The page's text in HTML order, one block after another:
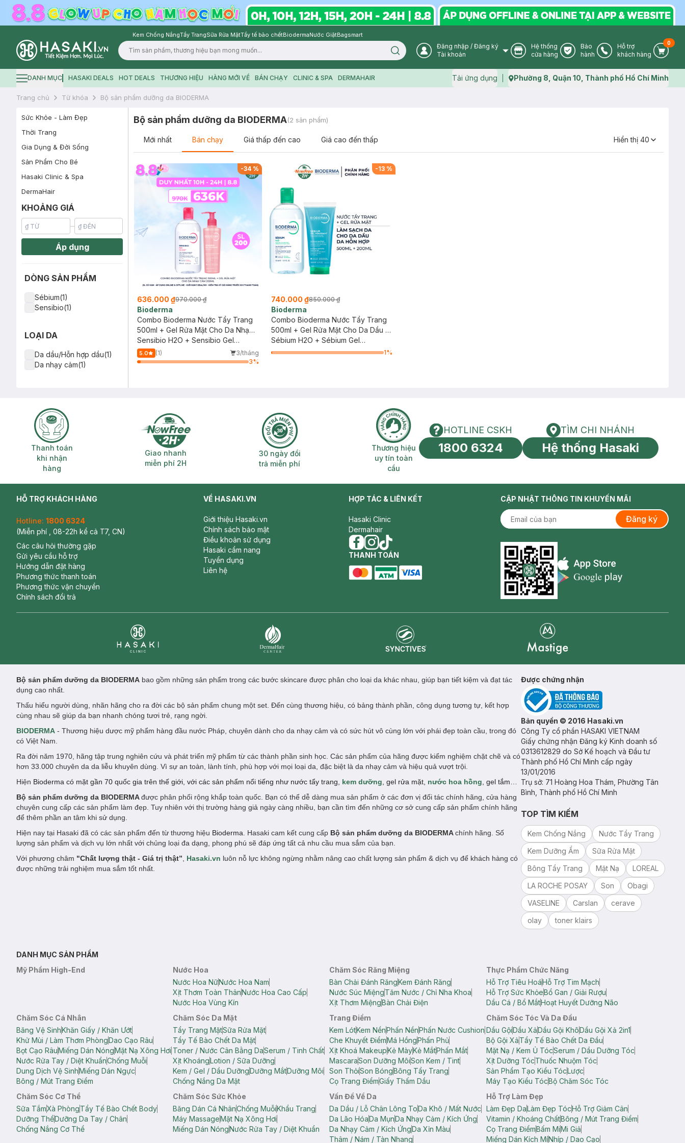
Kem Chống NắngTẩy TrangSữa Rửa MặtTẩy tế bào chếtBiodermaNước GiặtBagsmart
Logo
Search icon User Icon
Đăng nhập / Đăng ký
Tài khoản
Store Icon
Hệ thống
cửa hàng
Warranty Icon
Bảo
hành
Phone Icon
Hỗ trợ
khách hàng
Cart
0
Hamburger icon
DANH MỤC HASAKI DEALS HOT DEALS THƯƠNG HIỆU HÀNG MỚI VỀ BÁN CHẠY CLINIC & SPA DERMAHAIR Tải ứng dụng Map icon
Phường 8, Quận 10, Thành phố Hồ Chí Minh
Trang chủ Từ khóa Bộ sản phẩm dưỡng da BIODERMA
Sức Khỏe - Làm Đẹp
Thời Trang
Gia Dụng & Đời Sống
Sản Phẩm Cho Bé
Hasaki Clinic & Spa
DermaHair
KHOẢNG GIÁ
Áp dụng
DÒNG SẢN PHẨM
Sébium(1)
Sensibio(1)
LOẠI DA
Da dầu/Hỗn hợp dầu(1)
Da nhạy cảm(1)
Bộ sản phẩm dưỡng da BIODERMA(2 sản phẩm)
Mới nhất Bán chạy Giá thấp đến cao Giá cao đến thấp Hiển thị 40
-34%
636.000 ₫970.000 ₫
Bioderma
Combo Bioderma Nước Tẩy Trang
500ml + Gel Rửa Mặt Cho Da Nhạy
Cảm 200ml
Sensibio H2O + Sensibio Gel
Moussant
5.0 (1)
3/tháng
3%
-13 %
740.000 ₫850.000 ₫
Bioderma
Combo Bioderma Nước Tẩy Trang
500ml + Gel Rửa Mặt Cho Da Dầu &
Hỗn Hợp 200ml
Sébium H2O + Sébium Gel
Moussant
1%
Thanh toán khi nhận hàng
Thanh toán
khi nhận
hàng
Giao nhanh miễn phí 2H
Giao nhanh
miễn phí 2H
30 ngày đổi trả miễn phí
30 ngày đổi
trả miễn phí
Thương hiệu uy tín toàn cầu
Thương hiệu
uy tín toàn
cầu
HOTLINE CSKH
HOTLINE CSKH
1800 6324
Tìm chi nhánh
TÌM CHI NHÁNH
Hệ thống Hasaki
HỖ TRỢ KHÁCH HÀNG
Hotline: 1800 6324
(Miễn phí , 08-22h kể cả T7, CN)
Các câu hỏi thường gặp
Gửi yêu cầu hỗ trợ
Hướng dẫn đặt hàng
Phương thức thanh toán
Phương thức vận chuyển
Chính sách đổi trả
VỀ HASAKI.VN
Giới thiệu Hasaki.vn
Chính sách bảo mật
Điều khoản sử dụng
Hasaki cẩm nang
Tuyển dụng
Liên hệ
HỢP TÁC & LIÊN KẾT
Hasaki Clinic
Dermahair
facebook
instagram
tiktok
THANH TOÁN
CẬP NHẬT THÔNG TIN KHUYẾN MÃI
Đăng ký
Appstore icon
Bộ sản phẩm dưỡng da BIODERMA bao gồm những sản phẩm trong các bước skincare được phân cho loại da khác nhau, giúp bạn tiết kiệm và đạt tác
dụng cao nhất.
Thấu hiểu người dùng, nhãn hãng cho ra đời các bộ sản phẩm chung một set. Đến cùng thương hiệu, có bảng thành phần, công dụng tương tự, kết hợp
cùng nhau sẽ giúp da bạn nhanh chóng tươi trẻ, rạng ngời.
BIODERMA - Thương hiệu dược mỹ phẩm hàng đầu nước Pháp, chuyên dành cho da nhạy cảm và có sức hút vô cùng lớn với phái đẹp toàn cầu, trong đó
có Việt Nam.
Ra đời năm 1970, hãng tập trung nghiên cứu và phát triển mỹ phẩm từ các thành phần sinh học. Các sản phẩm của hãng được kiểm nghiệm chặt chẽ và có
hơn 33.000 chuyên da da liễu khuyên dùng. Vì sự an toàn, lành tính, phù hợp với mọi loại da, đặc biệt là da nhạy cảm và hiệu quả vượt trội.
Hiện Bioderma có mặt gần 70 quốc gia trên thế giới, với các sản phẩm nổi tiếng như nước tẩy trang, kem dưỡng , gel rửa mặt, nước hoa hồng , gel tắm…
Bộ sản phẩm dưỡng da BIODERMAđược phân phối rộng khắp toàn quốc. Bạn có thể dễ dàng mua sản phẩm ở các đơn vị đối tác chính hãng, cửa hàng
chuyên cung cấp các sản phẩm làm đẹp. Tuy nhiên với thị trường hàng giả ngày càng nhiều, bạn cần tìm đến những cơ sở cung cấp sản phẩm chính hãng
để thêm phần an tâm khi sử dụng.
Hiện nay tại Hasaki đã có các sản phẩm đến từ thương hiệu Bioderma . Hasaki cam kết cung cấp Bộ sản phẩm dưỡng da BIODERMAchính hãng. Số
lượng sản phẩm và dịch vụ lớn nhất với chủng loại đa dạng, phong phú sẽ đáp ứng tất cả nhu cầu mua sắm của bạn.
Với phương châm "Chất lượng thật - Giá trị thật” Hasaki.vn luôn nỗ lực không ngừng nhằm nâng cao chất lượng sản phẩm & dịch vụ để khách hàng có
được những trải nghiệm mua sắm tốt nhất.
Được chứng nhận
Bản quyền © 2016 Hasaki.vn
Công Ty cổ phần HASAKI VIETNAM
Giấy chứng nhận Đăng ký Kinh doanh số
0313612829 do Sở Kế hoạch và Đầu tư
Thành phố Hồ Chí Minh cấp ngày
13/01/2016
Trụ sở: 71 Hoàng Hoa Thám, Phường Tân
Bình, Thành phố Hồ Chí Minh
TOP TÌM KIẾM
Kem Chống Nắng
Nước Tẩy Trang
Kem Dưỡng Ẩm
Sữa Rửa Mặt
Bông Tẩy Trang
Mặt Nạ
LOREAL
LA ROCHE POSAY
Son
Obagi
VASELINE
Carslan
cerave
olay
toner klairs
DANH MỤC SẢN PHẨM
Mỹ Phẩm High-End
Nước Hoa
Nước Hoa NữNước Hoa Nam
Xịt Thơm Toàn ThânNước Hoa Cao Cấp
Nước Hoa Vùng Kín
Chăm Sóc Răng Miệng
Bàn Chải Đánh RăngKem Đánh Răng
Nước Súc MiệngTăm Nước / Chỉ Nha Khoa
Xịt Thơm MiệngBàn Chải Điện
Thực Phẩm Chức Năng
Hỗ Trợ Tiêu HoáHỗ Trợ Tim Mạch
Hỗ Trợ Sức KhỏeBổ Gan / Giải Rượu
Dầu Cá / Bổ MắtHoạt Huyết Dưỡng Não
Chăm Sóc Cá Nhân
Băng Vệ SinhKhăn Giấy / Khăn Ướt
Khử Mùi / Làm Thơm PhòngDao Cạo Râu
Bọt Cạo RâuMiếng Dán NóngMặt Nạ Xông Hơi
Nước Rửa Tay / Diệt KhuẩnChống Muỗi
Dung Dịch Vệ SinhMiếng Dán Ngực
Bông / Mút Trang Điểm
Chăm Sóc Da Mặt
Tẩy Trang MặtSữa Rửa Mặt
Tẩy Tế Bào Chết Da Mặt
Toner / Nước Cân Bằng DaSerum / Tinh Chất
Xịt KhoángLotion / Sữa Dưỡng
Kem / Gel / Dầu DưỡngDưỡng MắtDưỡng Môi
Chống Nắng Da Mặt
Trang Điểm
Kem LótKem NềnPhấn NềnPhấn Nước Cushion
Che Khuyết ĐiểmMá HồngPhấn Phủ
Xịt Khoá MakeupKẻ MàyKẻ MắtPhấn Mắt
MascaraSon Dưỡng MôiSon Kem / Tint
Son ThỏiSon BóngBông Tẩy Trang
Cọ Trang ĐiểmGiấy Thấm Dầu
Chăm Sóc Tóc Và Da Đầu
Dầu GộiDầu XảDầu Gội KhôDầu Gội Xả 2in1
Bộ Gội XảTẩy Tế Bào Chết Da Đầu
Mặt Nạ / Kem Ủ TócSerum / Dầu Dưỡng Tóc
Xịt Dưỡng TócThuốc Nhuộm Tóc
Sản Phẩm Tạo Kiểu TócLược
Máy Tạo Kiểu TócBộ Chăm Sóc Tóc
Chăm Sóc Cơ Thể
Sữa TắmXà PhòngTẩy Tế Bào Chết Body
Dưỡng ThểDưỡng Da Tay / Chân
Chống Nắng Cơ Thể
Chăm Sóc Sức Khỏe
Băng Dán Cá NhânChống MuỗiKhẩu Trang
Máy MassageMặt Nạ Xông Hơi
Miếng Dán NóngNước Rửa Tay / Diệt Khuẩn
Vấn Đề Về Da
Da Dầu / Lỗ Chân Lông ToDa Khô / Mất Nước
Da Lão HóaDa MụnDa Nhạy Cảm / Kích Ứng
Da Nhạy Cảm / Kích ỨngDa Xỉn Màu
Thâm / Nám / Tàn Nhang
Hỗ Trợ Làm Đẹp
Làm Đẹp DaLàm Đẹp TócHỗ Trợ Giảm Cân
Vitamin / Khoáng ChấtBông / Mút Trang Điểm
Cọ Trang ĐiểmBấm MiMi Giả
Miếng Dán Kích MíNhíp / Dao Cạo